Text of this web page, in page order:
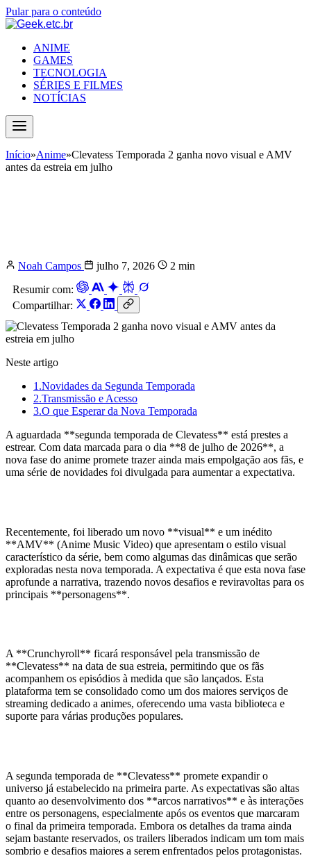
Pular para o conteúdo
ANIME
GAMES
TECNOLOGIA
SÉRIES E FILMES
NOTÍCIAS
Início»Anime»Clevatess Temporada 2 ganha novo visual e AMV
antes da estreia em julho
Noah Campos julho 7, 2026
2 min
Resumir com:
Compartilhar:
Neste artigo
1.Novidades da Segunda Temporada
2.Transmissão e Acesso
3.O que Esperar da Nova Temporada
A aguardada **segunda temporada de Clevatess** está prestes a
estrear. Com data marcada para o dia **8 de julho de 2026**, a
nova fase do anime promete trazer ainda mais empolgação aos fãs, e
uma série de novidades foi divulgada para aumentar a expectativa.
Recentemente, foi liberado um novo **visual** e um inédito
**AMV** (Anime Music Video) que apresentam o estilo visual
característico da série, bem como algumas das dinâmicas que serão
exploradas nesta nova temporada. A expectativa é que esta nova fase
aprofunde a narrativa, trazendo novos desafios e reviravoltas para os
principais **personagens**.
A **Crunchyroll** ficará responsável pela transmissão de
**Clevatess** na data de sua estreia, permitindo que os fãs
acompanhem os episódios à medida que são lançados. Esta
plataforma tem se consolidado como um dos maiores serviços de
streaming dedicado a animes, oferecendo uma vasta biblioteca e
suporte para várias produções populares.
A segunda temporada de **Clevatess** promete expandir o
universo já estabelecido na primeira parte. As expectativas são altas
quanto ao desenvolvimento dos **arcos narrativos** e às interações
entre os personagens, especialmente após os eventos que marcaram
o final da primeira temporada. Embora os detalhes da trama ainda
sejam bastante reservados, os trailers liberados indicam um tom mais
sombrio e desafios maiores a serem enfrentados pelos protagonistas.